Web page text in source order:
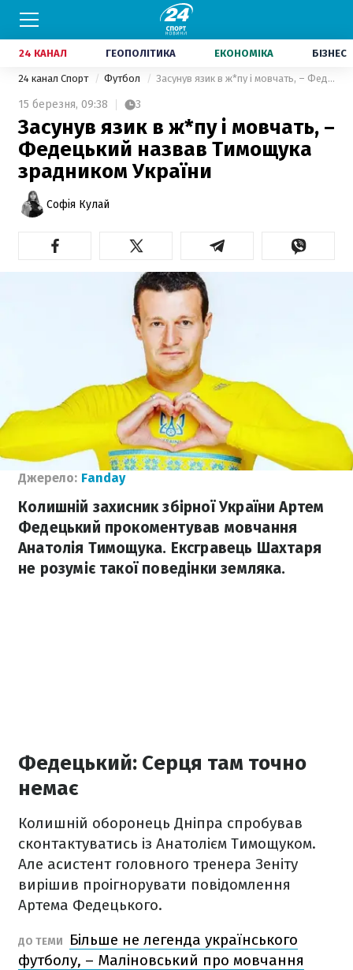
24 КАНАЛ ГЕОПОЛІТИКА ЕКОНОМІКА БІЗНЕС
24 канал Спорт Футбол Засунув язик в ж*пу і мовчать, – Федецький назвав Тимощука зрадником України
15 березня, 09:38 3
Засунув язик в ж*пу і мовчать, –
Федецький назвав Тимощука
зрадником України
Софія Кулай
Джерело: Fanday
Колишній захисник збірної України Артем
Федецький прокоментував мовчання
Анатолія Тимощука. Ексгравець Шахтаря
не розуміє такої поведінки земляка.
Федецький: Серця там точно
немає
Колишній оборонець Дніпра спробував
сконтактуватись із Анатолієм Тимощуком.
Але асистент головного тренера Зеніту
вирішив проігнорувати повідомлення
Артема Федецького.
ДО ТЕМИ
Більше не легенда українського
футболу, – Маліновський про мовчання